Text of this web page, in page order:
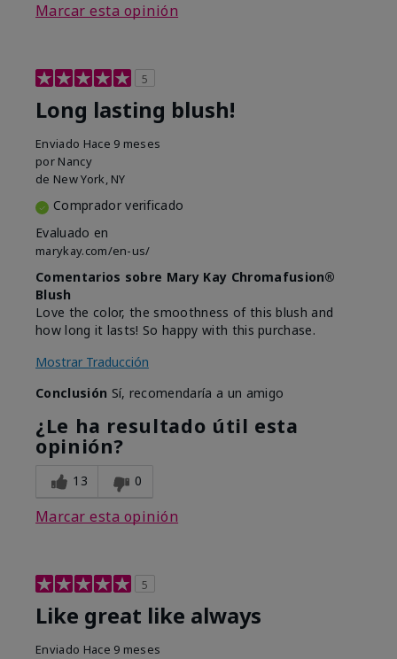
Marcar esta opinión
5
Long lasting blush!
Enviado Hace 9 meses
por Nancy
de New York, NY
Comprador verificado
Evaluado en
marykay.com/en-us/
Comentarios sobre Mary Kay Chromafusion®
Blush
Love the color, the smoothness of this blush and
how long it lasts! So happy with this purchase.
Mostrar Traducción
Conclusión Sí, recomendaría a un amigo
¿Le ha resultado útil esta
opinión?
13 0
Marcar esta opinión
5
Like great like always
Enviado Hace 9 meses